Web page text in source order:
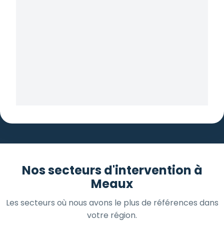
Nos secteurs d'intervention à
Meaux
Les secteurs où nous avons le plus de références dans
votre région.